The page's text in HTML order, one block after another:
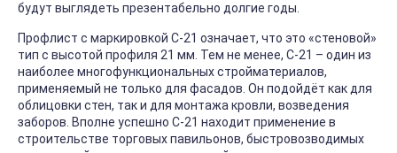
будут выглядеть презентабельно долгие годы.
Профлист с маркировкой С-21 означает, что это «стеновой»
тип с высотой профиля 21 мм. Тем не менее, С-21 – один из
наиболее многофункциональных стройматериалов,
применяемый не только для фасадов. Он подойдёт как для
облицовки стен, так и для монтажа кровли, возведения
заборов. Вполне успешно С-21 находит применение в
строительстве торговых павильонов, быстровозводимых